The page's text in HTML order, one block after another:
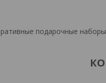
подарочные наборы